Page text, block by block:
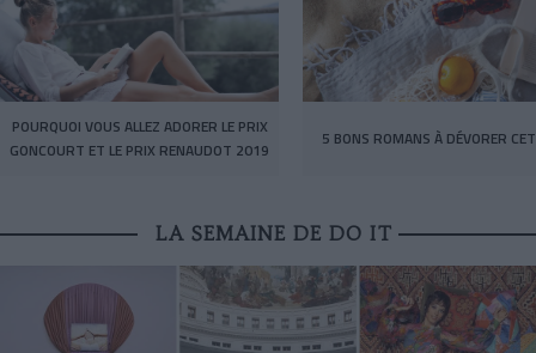
POURQUOI VOUS ALLEZ ADORER LE PRIX
GONCOURT ET LE PRIX RENAUDOT 2019
5 BONS ROMANS À DÉVORER
LA SEMAINE DE DO IT